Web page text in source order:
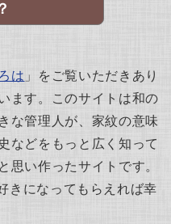
は」をご覧いただきあり
ます。このサイトは和の
な管理人が、家紋の意味
などをもっと広く知って
思い作ったサイトです。
きになってもらえれば幸